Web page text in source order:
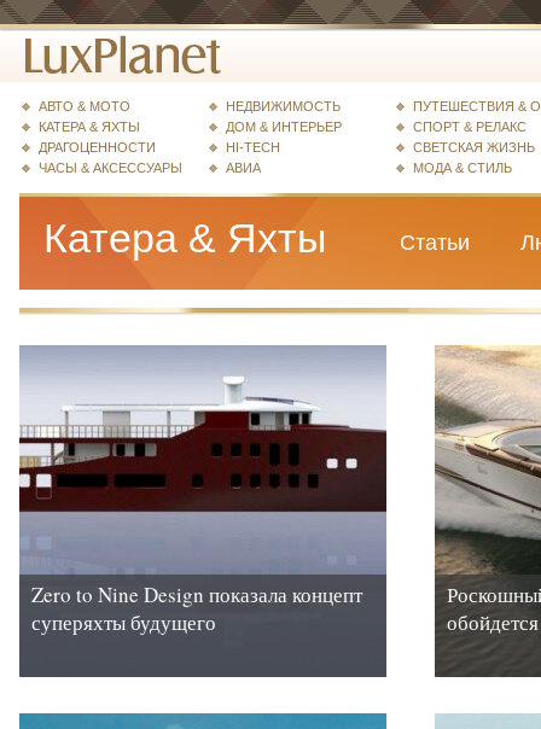
АВТО & МОТО
КАТЕРА & ЯХТЫ
ДРАГОЦЕННОСТИ
ЧАСЫ & АКСЕССУАРЫ
НЕДВИЖИМОСТЬ
ДОМ & ИНТЕРЬЕР
HI-TECH
АВИА
ПУТЕШЕСТВИЯ &
СПОРТ & РЕЛАКС
СВЕТСКАЯ ЖИЗНЬ
МОДА & СТИЛЬ
Катера & Яхты Статьи
Zero to Nine Design показала концепт
суперяхты будущего